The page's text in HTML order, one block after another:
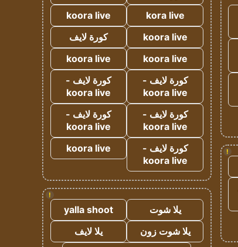
!
kora live
koora live
koora live
كورة لايف
koora live
koora live
كورة لايف -
koora live
كورة لايف -
koora live
كورة لايف -
koora live
كورة لايف -
koora live
كورة لايف -
koora live
koora live
!
يلا شوت
yalla shoot
يلا شوت زون
يلا لايف